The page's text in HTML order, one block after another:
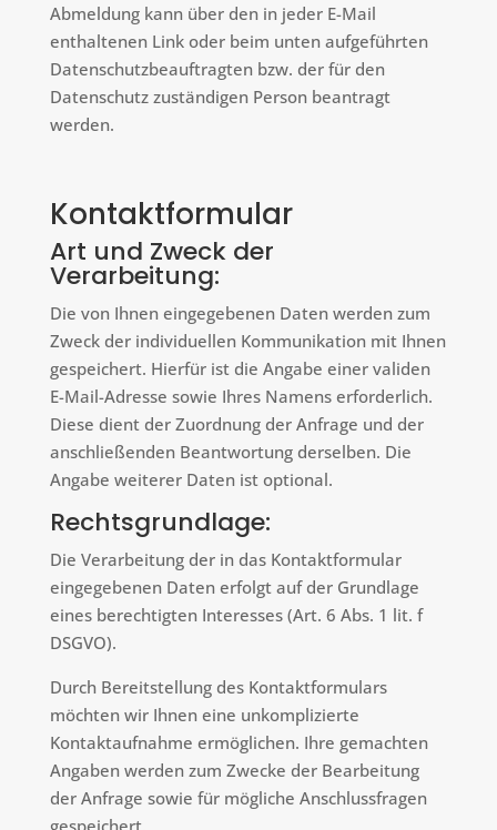
Abmeldung kann über den in jeder E-Mail
enthaltenen Link oder beim unten aufgeführten
Datenschutzbeauftragten bzw. der für den
Datenschutz zuständigen Person beantragt
werden.
Kontaktformular
Art und Zweck der
Verarbeitung:
Die von Ihnen eingegebenen Daten werden zum
Zweck der individuellen Kommunikation mit Ihnen
gespeichert. Hierfür ist die Angabe einer validen
E-Mail-Adresse sowie Ihres Namens erforderlich.
Diese dient der Zuordnung der Anfrage und der
anschließenden Beantwortung derselben. Die
Angabe weiterer Daten ist optional.
Rechtsgrundlage:
Die Verarbeitung der in das Kontaktformular
eingegebenen Daten erfolgt auf der Grundlage
eines berechtigten Interesses (Art. 6 Abs. 1 lit. f
DSGVO).
Durch Bereitstellung des Kontaktformulars
möchten wir Ihnen eine unkomplizierte
Kontaktaufnahme ermöglichen. Ihre gemachten
Angaben werden zum Zwecke der Bearbeitung
der Anfrage sowie für mögliche Anschlussfragen
gespeichert.